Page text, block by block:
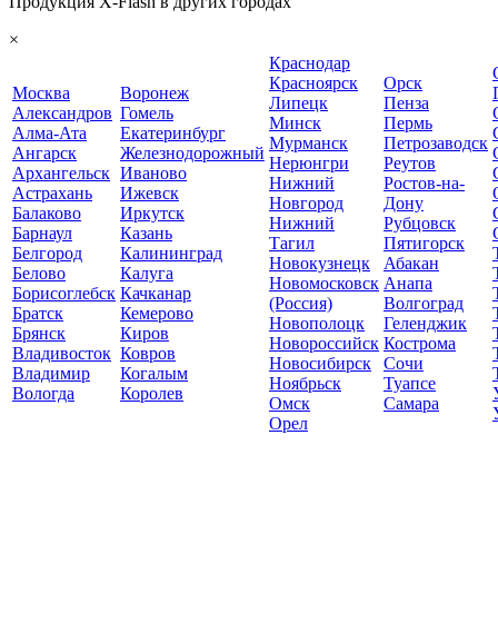
×
Москва
Александров
Алма-Ата
Ангарск
Архангельск
Астрахань
Балаково
Барнаул
Белгород
Белово
Борисоглебск
Братск
Брянск
Владивосток
Владимир
Вологда
Воронеж
Гомель
Екатеринбург
Железнодорожный
Иваново
Ижевск
Иркутск
Казань
Калининград
Калуга
Качканар
Кемерово
Киров
Ковров
Когалым
Королев
Краснодар
Красноярск
Липецк
Минск
Мурманск
Нерюнгри
Нижний
Новгород
Нижний
Тагил
Новокузнецк
Новомосковск
(Россия)
Новополоцк
Новороссийск
Новосибирск
Ноябрьск
Омск
Орел
Орск
Пенза
Пермь
Петрозаводск
Реутов
Ростов-на-
Дону
Рубцовск
Пятигорск
Абакан
Анапа
Волгоград
Геленджик
Кострома
Сочи
Туапсе
Самара